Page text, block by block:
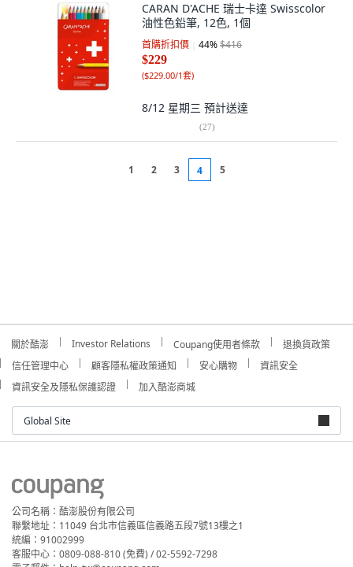
CARAN D'ACHE 瑞士卡達 Swisscolor
油性色鉛筆, 12色, 1個
首購折扣價 44%$416
$229
($229.00/1套)
8/12 星期三 預計送達
(27)
1 2 3 4 5
關於酷澎 Investor Relations Coupang使用者條款
退換貨政策
信任管理中心
顧客隱私權政策通知 安心購物
資訊安全
資訊安全及隱私保護認證
加入酷澎商城
Global Site
公司名稱：酷澎股份有限公司
聯繫地址：11049 台北市信義區信義路五段7號13樓之1
統編：91002999
客服中心：0809-088-810 (免費) / 02-5592-7298